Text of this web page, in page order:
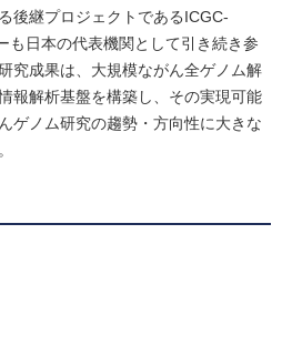
後継プロジェクトであるICGC-
も日本の代表機関として引き続き参
究成果は、大規模ながん全ゲノム解
報解析基盤を構築し、その実現可能
ゲノム研究の趨勢・方向性に大きな